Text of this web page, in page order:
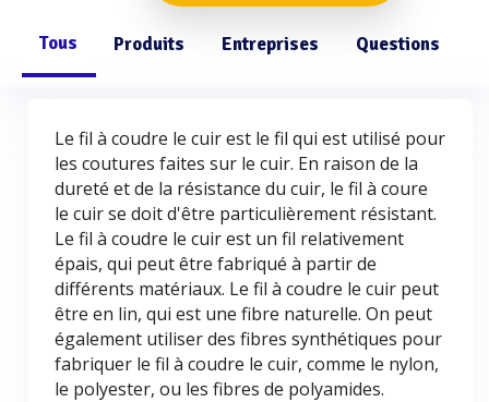
Tous Produits Entreprises Questions
Le fil à coudre le cuir est le fil qui est utilisé pour
les coutures faites sur le cuir. En raison de la
dureté et de la résistance du cuir, le fil à coure
le cuir se doit d'être particulièrement résistant.
Le fil à coudre le cuir est un fil relativement
épais, qui peut être fabriqué à partir de
différents matériaux. Le fil à coudre le cuir peut
être en lin, qui est une fibre naturelle. On peut
également utiliser des fibres synthétiques pour
fabriquer le fil à coudre le cuir, comme le nylon,
le polyester, ou les fibres de polyamides.